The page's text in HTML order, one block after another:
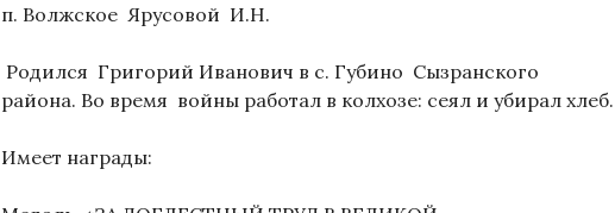
п. Волжское Ярусовой И.Н.
Родился Григорий Иванович в с. Губино Сызранского
района. Во время войны работал в колхозе: сеял и убирал хлеб.
Имеет награды: